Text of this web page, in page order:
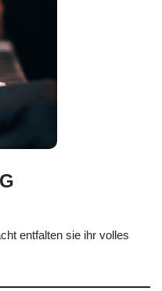
entfalten sie ihr volles